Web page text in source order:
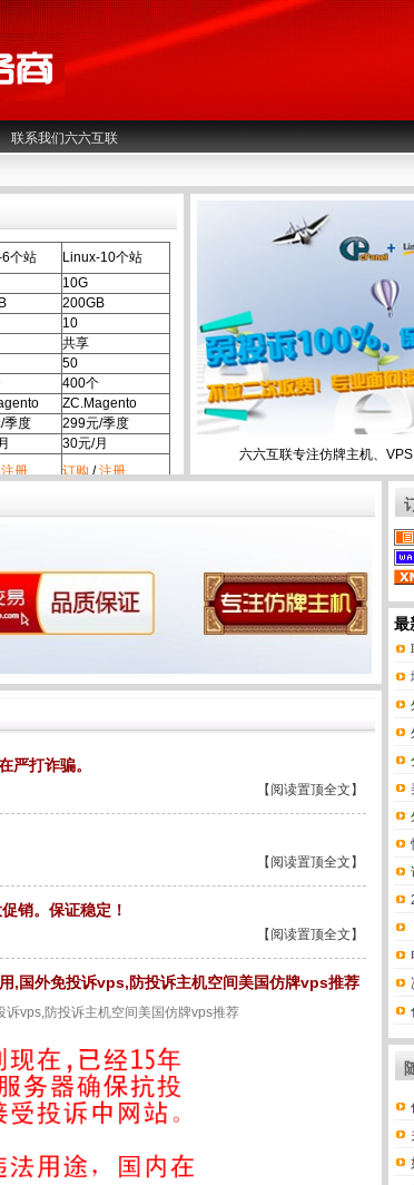
联系我们六六互联
六六互联专注仿牌主机、
个站
Linux-10个站
10G
200GB
10
共享
50
400个
ZC.Magento
季度
299元/季度
30元/月
注册 订购/注册
严打诈骗。
【阅读置顶全文】
【阅读置顶全文】
销。保证稳定！
【阅读置顶全文】
,国外免投诉vps,防投诉主机空间美国仿牌vps推荐
vps,防投诉主机空间美国仿牌vps推荐
最